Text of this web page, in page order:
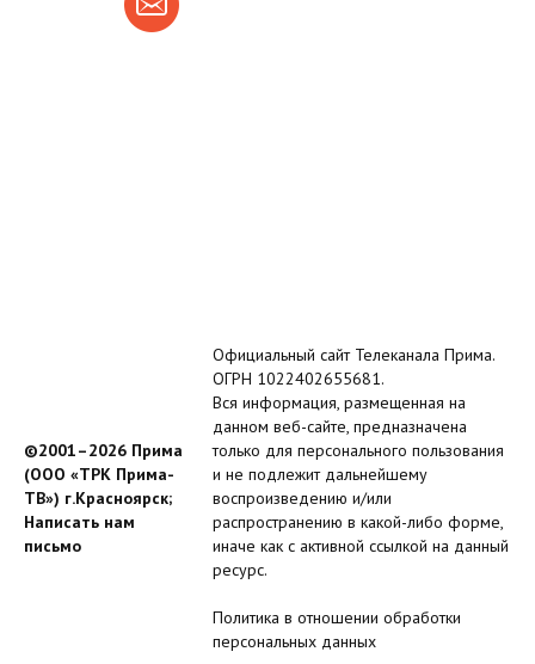
©2001–2026 Прима
(ООО «ТРК Прима-
ТВ») г.Красноярск;
Написать нам
письмо
Официальный сайт Телеканала Прима.
ОГРН 1022402655681.
Вся информация, размещенная на
данном веб-сайте, предназначена
только для персонального пользования
и не подлежит дальнейшему
воспроизведению и/или
распространению в какой-либо форме,
иначе как с активной ссылкой на данный
ресурс.
Политика в отношении обработки
персональных данных